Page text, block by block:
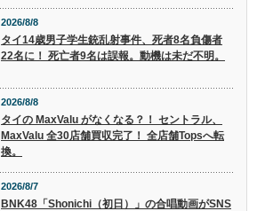
2026/8/8
タイ14歳男子学生銃乱射事件、死者8名負傷者
22名に！ 死亡者9名は誤報。動機は未だ不明。
2026/8/8
タイの MaxValu がなくなる？！ セントラル、
MaxValu 全30店舗買収完了！ 全店舗Topsへ転
換。
2026/8/7
BNK48「Shonichi（初日）」の合唱動画がSNS